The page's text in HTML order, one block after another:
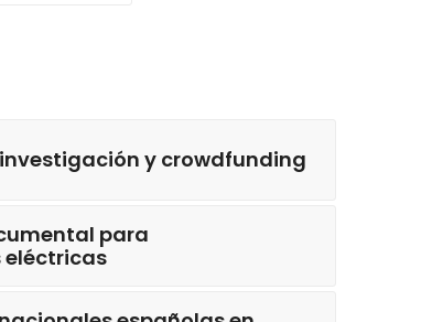
y crowdfunding
para
eléctricas